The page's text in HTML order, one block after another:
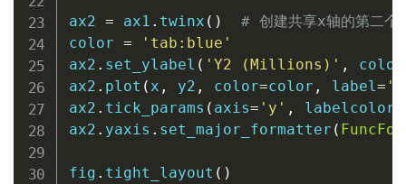
ax2 = ax1 . twinx ( )
# 创建共享x轴的第二个
color =
'tab:blue'
ax2 . set_ylabel ( 'Y2 (Millions)' , color
ax2 . plot ( x , y2 , color=color , label =
ax2 . tick_params ( axis= 'y' , labelcolor
ax2 . yaxis . set_major_formatter (
fig . tight_layout ( )